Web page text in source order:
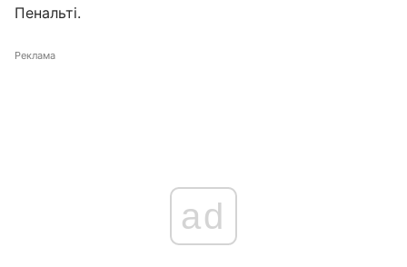
Пенальті.
Реклама
ad